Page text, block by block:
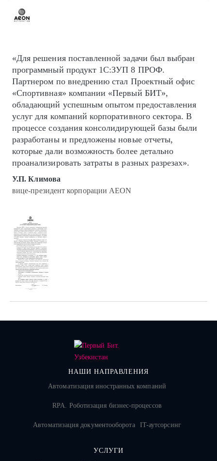
«Для решения поставленной задачи был выбран
программный продукт 1С:ЗУП 8 ПРОФ.
Партнером по внедрению стал Проектный офис
«Спортивная» компании «Первый БИТ»,
обладающий успешным опытом предоставления
услуг для компаний корпоративного сектора. В
процессе создания консолидирующей базы были
разработаны и предложены новые отчеты,
которые дали возможность более детально
проанализировать затраты в разных разрезах».
У.П. Климова
вице-президент корпорации AEON
НАШИ НАПРАВЛЕНИЯ
Автоматизация иностранных компаний
RPA. Роботизация бизнес-процессов
Автоматизация документооборота IT-аутсорсинг
УСЛУГИ